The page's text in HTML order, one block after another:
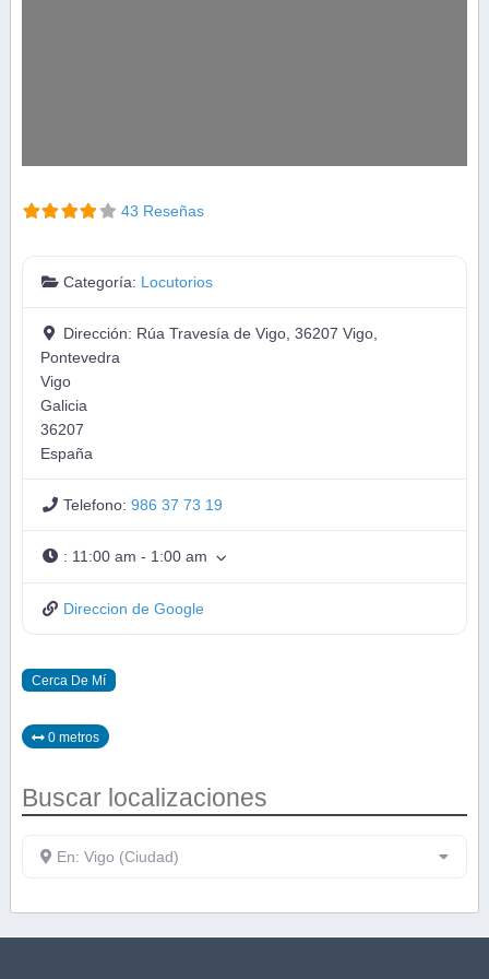
43 Reseñas
Categoría: Locutorios
Dirección: Rúa Travesía de Vigo, 36207 Vigo,
Pontevedra
Vigo
Galicia
36207
España
Telefono:986 37 73 19
: 11:00 am - 1:00 am
Direccion de Google
Cerca De Mí
0 metros
Buscar localizaciones
En: Vigo (Ciudad)